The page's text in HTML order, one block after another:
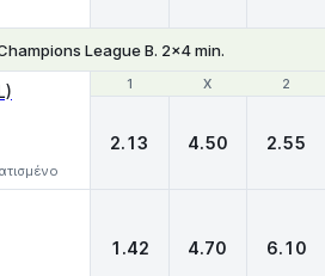
League B. 2x4 min.
1 X 2
1 X 2
2.13 4.50 2.55
1.42 4.70 6.10